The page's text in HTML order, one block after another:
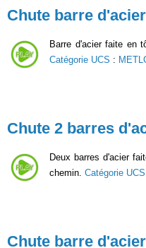
Chute barre
Barre d'acier faite en
Catégorie UCS :
Chute 2 barres
Deux barres d'acier
chemin. Catégorie UCS
Chute barre